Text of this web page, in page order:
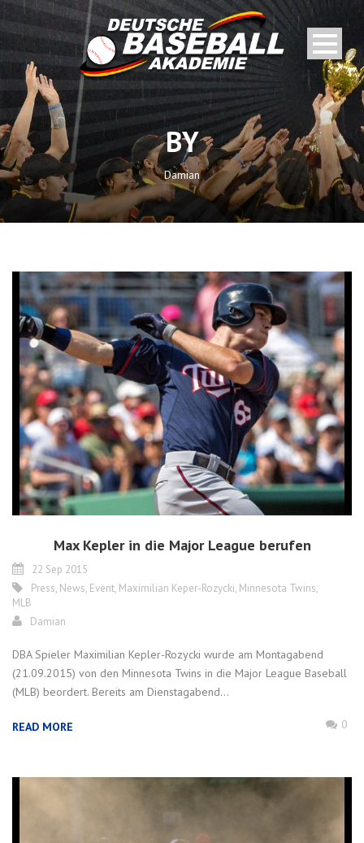
BY
Damian
Max Kepler in die Major League berufen
22 Sep 2015
Press, News, Event, Maximilian Keper-Rozycki, Minnesota Twins,
MLB
Damian
DBA Spieler Maximilian Kepler-Rozycki wurde am Montagabend
(21.09.2015) von den Minnesota Twins in die Major League Baseball
(MLB) beordert. Bereits am Dienstagabend...
READ MORE 0